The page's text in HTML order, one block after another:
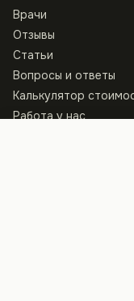
Врачи
Отзывы
Статьи
Вопросы и ответы
Калькулятор
Работа у нас